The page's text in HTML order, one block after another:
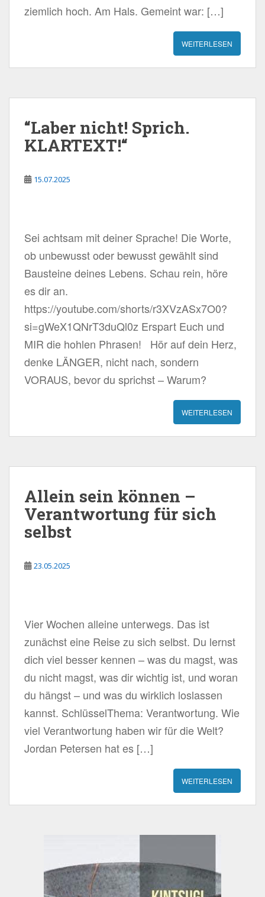
ziemlich hoch. Am Hals. Gemeint war: […]
WEITERLESEN
“Laber nicht! Sprich.
KLARTEXT!“
15.07.2025
Sei achtsam mit deiner Sprache! Die Worte,
ob unbewusst oder bewusst gewählt sind
Bausteine deines Lebens. Schau rein, höre
es dir an.
https://youtube.com/shorts/r3XVzASx7O0?
si=gWeX1QNrT3duQl0z Erspart Euch und
MIR die hohlen Phrasen! Hör auf dein Herz,
denke LÄNGER, nicht nach, sondern
VORAUS, bevor du sprichst – Warum?
WEITERLESEN
Allein sein können –
Verantwortung für sich
selbst
23.05.2025
Vier Wochen alleine unterwegs. Das ist
zunächst eine Reise zu sich selbst. Du lernst
dich viel besser kennen – was du magst, was
du nicht magst, was dir wichtig ist, und woran
du hängst – und was du wirklich loslassen
kannst. SchlüsselThema: Verantwortung. Wie
viel Verantwortung haben wir für die Welt?
Jordan Petersen hat es […]
WEITERLESEN